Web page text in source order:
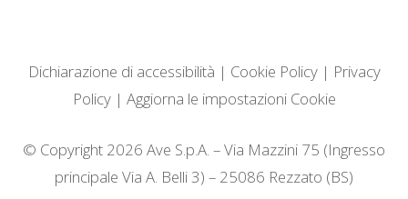
Dichiarazione di accessibilità | Cookie Policy| Privacy
Policy| Aggiorna le impostazioni Cookie
© Copyright 2026 Ave S.p.A. – Via Mazzini 75 (Ingresso
principale Via A. Belli 3) – 25086 Rezzato (BS)